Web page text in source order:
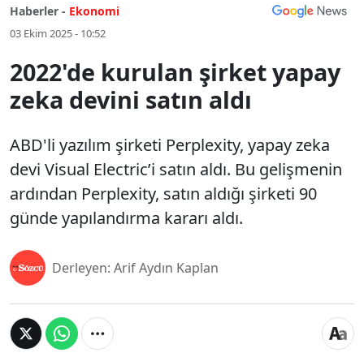
Haberler - Ekonomi
03 Ekim 2025 - 10:52
2022'de kurulan şirket yapay
zeka devini satın aldı
ABD'li yazılım şirketi Perplexity, yapay zeka
devi Visual Electric’i satın aldı. Bu gelişmenin
ardından Perplexity, satın aldığı şirketi 90
günde yapılandırma kararı aldı.
Derleyen: Arif Aydın Kaplan